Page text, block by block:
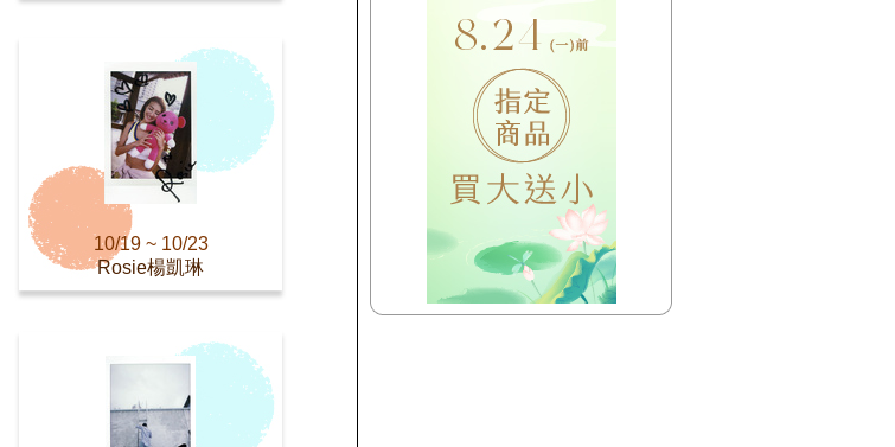
10/19 ~ 10/23
Rosie楊凱琳